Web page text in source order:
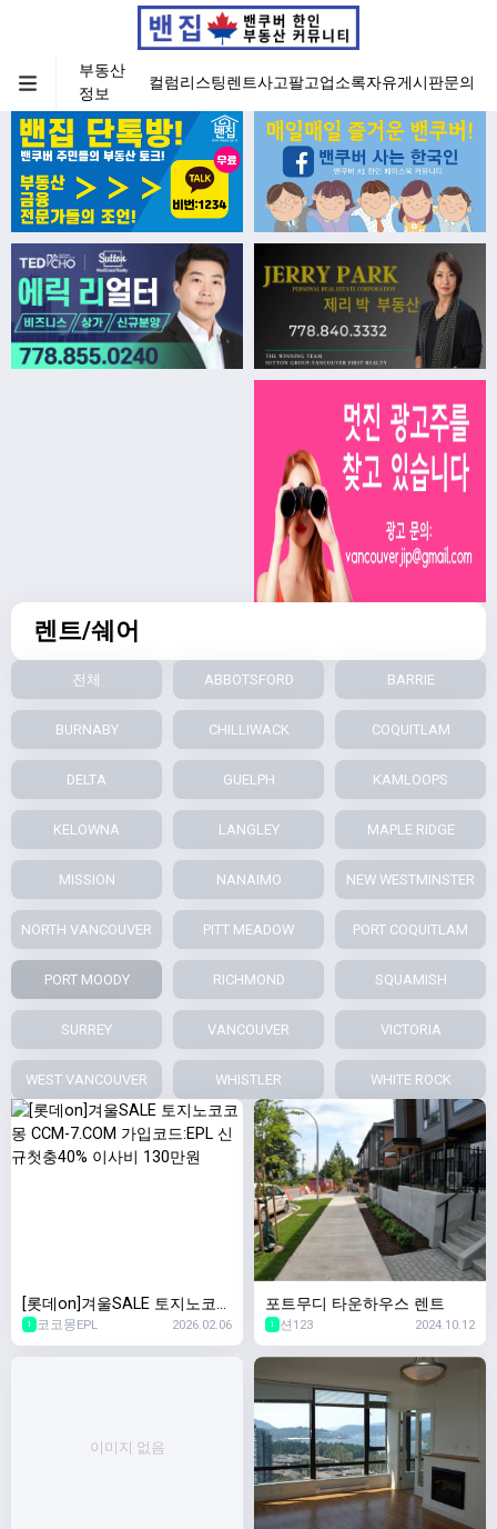
부동산
정보
컬럼리스팅렌트사고팔고업소록자유게시판문의
렌트/쉐어
전체 ABBOTSFORD BARRIE
BURNABY CHILLIWACK COQUITLAM
DELTA GUELPH KAMLOOPS
KELOWNA LANGLEY MAPLE RIDGE
MISSION NANAIMO NEW WESTMINSTER
NORTH VANCOUVER PITT MEADOW PORT COQUITLAM
PORT MOODY RICHMOND SQUAMISH
SURREY VANCOUVER VICTORIA
WEST VANCOUVER WHISTLER WHITE ROCK
[롯데on]겨울SALE 토지노코코
몽 CCM-7.COM 가입코드:EPL
신규첫충40% 이사비 130만원
1 코코몽EPL 2026.02.06
포트무디 타운하우스 렌트
1 션123 2024.10.12
이미지 없음